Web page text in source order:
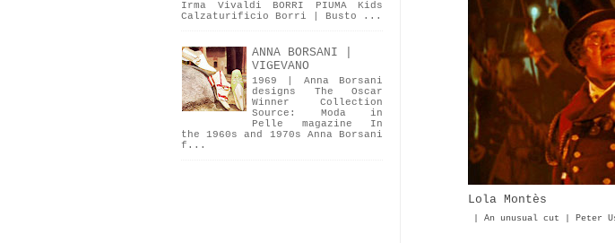
Lola Montès
| An unusual cut | Peter
Irma Vivaldi BORRI PIUMA Kids
Calzaturificio Borri | Busto ...
ANNA BORSANI |
VIGEVANO
1969 | Anna Borsani
designs The Oscar
Winner Collection
Source: Moda in
Pelle magazine In
the 1960s and 1970s Anna Borsani
f...